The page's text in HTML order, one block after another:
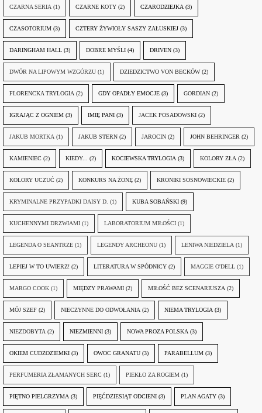
CZARNA SERIA (1) CZARNE KOTY (2) CZARODZIEJKA (3)
CZASOTORIUM (3) CZTERY ŻYWIOŁY SASZY ZAŁUSKIEJ (3)
DARINGHAM HALL (3) DOBRE MYŚLI (4) DRIVEN (3)
DWÓR NA LIPOWYM WZGÓRZU (1) DZIEDZICTWO VON BECKÓW (2)
FLORENCKA TRYLOGIA (2) GDY OPADŁY EMOCJE (3) GORDIAN (2)
IGRAJĄC Z OGNIEM (3) IMIĘ PANI (3) JACEK POSADOWSKI (2)
JAKUB MORTKA (1) JAKUB STERN (2) JAROCIN (2) JOHN BEHRINGER (2)
KAMIENIEC (2) KIEDY... (2) KOCIEWSKA TRYLOGIA (3) KOLORY ZŁA (2)
KOLORY UCZUĆ (2) KONKURS NA ŻONĘ (2) KRONIKI SOSNOWIECKIE (2)
KRYMINALNE PRZYPADKI DAISY D. (1) KUBA SOBAŃSKI (9)
KUCHENNYMI DRZWIAMI (1) LABORATORIUM MIŁOŚCI (1)
LEGENDA O SEANTRZE (1) LEGENDY ARCHEONU (1) LENIWA NIEDZIELA (1)
LEPIEJ W TO UWIERZ! (2) LITERATURA W SPÓDNICY (2) MAGGIE O'DELL (1)
MARGO COOK (1) MIĘDZY PRAWAMI (2) MIŁOŚĆ BEZ SCENARIUSZA (2)
MÓJ SZEF (2) NIECZYNNE DO ODWOŁANIA (2) NIEMA TRYLOGIA (3)
NIEZDOBYTA (2) NIEZMIENNI (3) NOWA PROZA POLSKA (3)
OKIEM CUDZOZIEMKI (3) OWOC GRANATU (3) PARABELLUM (3)
PERFUMERIA ZŁAMANYCH SERC (1) PIEKŁO ZA ROGIEM (1)
PIĘTNO PIELGRZYMA (3) PIĘĆDZIESIĄT ODCIENI (3) PLAN AGATY (3)